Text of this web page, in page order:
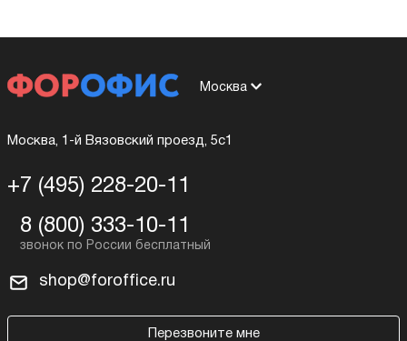
Москва
Москва, 1-й Вязовский проезд, 5с1
+7 (495) 228-20-11
8 (800) 333-10-11
shop@foroffice.ru
Перезвоните мне